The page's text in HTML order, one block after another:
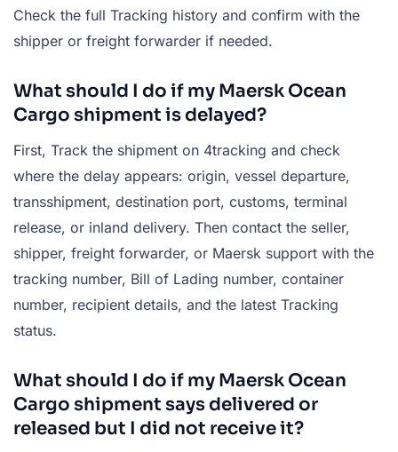
Check the full Tracking history and confirm with the
shipper or freight forwarder if needed.
What should I do if my Maersk Ocean
Cargo shipment is delayed?
First, Track the shipment on 4tracking and check
where the delay appears: origin, vessel departure,
transshipment, destination port, customs, terminal
release, or inland delivery. Then contact the seller,
shipper, freight forwarder, or Maersk support with the
tracking number, Bill of Lading number, container
number, recipient details, and the latest Tracking
status.
What should I do if my Maersk Ocean
Cargo shipment says delivered or
released but I did not receive it?